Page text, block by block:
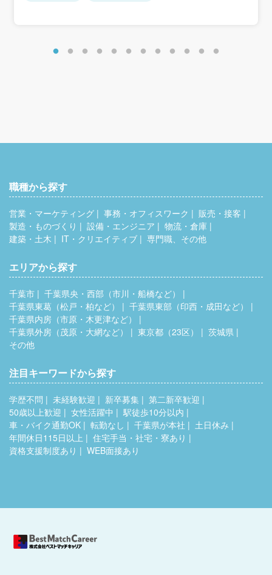
職種から探す
営業・マーケティング 事務・オフィスワーク
販売・接客
製造・ものづくり
設備・エンジニア
物流・倉庫
建築・土木
IT・クリエイティブ 専門職、その他
エリアから探す
千葉市
千葉県央・西部（市川・船橋など）
千葉県東葛（松戸・柏など）
千葉県東部（印西・成田など）
千葉県内房（市原・木更津など）
千葉県外房（茂原・大網など）
東京都（23区）
茨城県
その他
注目キーワードから探す
学歴不問 未経験歓迎 新卒募集
第二新卒歓迎
50歳以上歓迎
女性活躍中
駅徒歩10分以内
車・バイク通勤OK
転勤なし 千葉県が本社
土日休み
年間休日115日以上
住宅手当・社宅・寮あり
資格支援制度あり
WEB面接あり